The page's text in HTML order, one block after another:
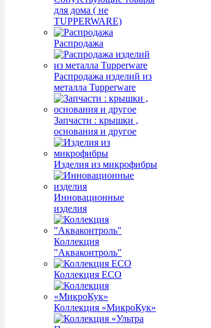
для дома ( не
TUPPERWARE)
Распродажа
Распродажа изделий из
металла Tupperware
Запчасти : крышки ,
основания и другое
Изделия из микрофибры
Инновационные
изделия
Коллекция
"Акваконтроль"
Коллекция ECO
Коллекция «МикроКук»